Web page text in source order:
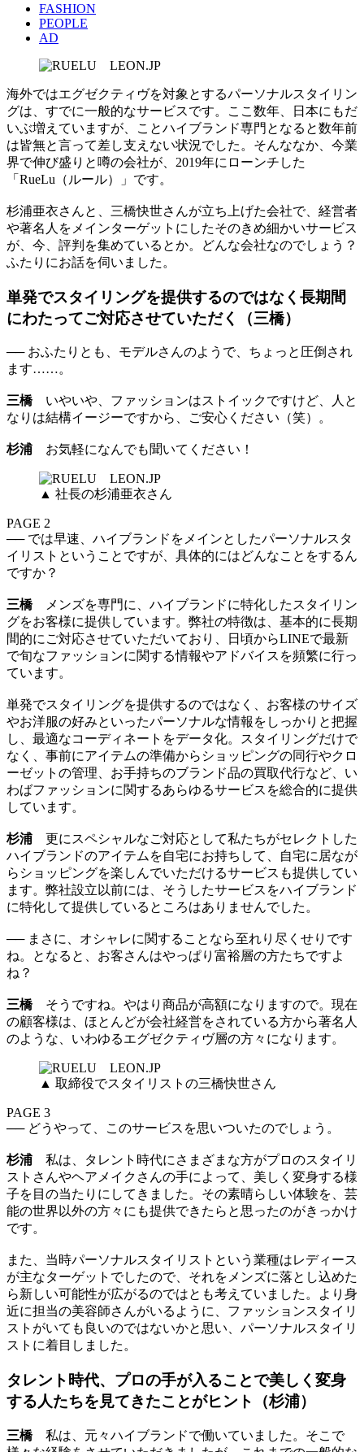
FASHION
PEOPLE
AD
海外ではエグゼクティヴを対象とするパーソナルスタイリン
グは、すでに一般的なサービスです。ここ数年、日本にもだ
いぶ増えていますが、ことハイブランド専門となると数年前
は皆無と言って差し支えない状況でした。そんななか、今業
界で伸び盛りと噂の会社が、2019年にローンチした
「RueLu（ルール）」です。
杉浦亜衣さんと、三橋快世さんが立ち上げた会社で、経営者
や著名人をメインターゲットにしたそのきめ細かいサービス
が、今、評判を集めているとか。どんな会社なのでしょう？
ふたりにお話を伺いました。
単発でスタイリングを提供するのではなく長期間
にわたってご対応させていただく（三橋）
── おふたりとも、モデルさんのようで、ちょっと圧倒され
ます……。
三橋 いやいや、ファッションはストイックですけど、人と
なりは結構イージーですから、ご安心ください（笑）。
杉浦 お気軽になんでも聞いてください！
▲ 社長の杉浦亜衣さん
PAGE 2
── では早速、ハイブランドをメインとしたパーソナルスタ
イリストということですが、具体的にはどんなことをするん
ですか？
三橋
メンズを専門に、ハイブランドに特化したスタイリン
グをお客様に提供しています。弊社の特徴は、基本的に長期
間的にご対応させていただいており、日頃からLINEで最新
で旬なファッションに関する情報やアドバイスを頻繁に行っ
ています。
単発でスタイリングを提供するのではなく、お客様のサイズ
やお洋服の好みといったパーソナルな情報をしっかりと把握
し、最適なコーディネートをデータ化。スタイリングだけで
なく、事前にアイテムの準備からショッピングの同行やクロ
ーゼットの管理、お手持ちのブランド品の買取代行など、い
わばファッションに関するあらゆるサービスを総合的に提供
しています。
杉浦 更にスペシャルなご対応として私たちがセレクトした
ハイブランドのアイテムを自宅にお持ちして、自宅に居なが
らショッピングを楽しんでいただけるサービスも提供してい
ます。弊社設立以前には、そうしたサービスをハイブランド
に特化して提供しているところはありませんでした。
── まさに、オシャレに関することなら至れり尽くせりです
ね。となると、お客さんはやっぱり富裕層の方たちですよ
ね？
三橋そうですね。やはり商品が高額になりますので。現在
の顧客様は、ほとんどが会社経営をされている方から著名人
のような、いわゆるエグゼクティヴ層の方々になります。
▲ 取締役でスタイリストの三橋快世さん
PAGE 3
── どうやって、このサービスを思いついたのでしょう。
杉浦 私は、タレント時代にさまざまな方がプロのスタイリ
ストさんやヘアメイクさんの手によって、美しく変身する様
子を目の当たりにしてきました。その素晴らしい体験を、芸
能の世界以外の方々にも提供できたらと思ったのがきっかけ
です。
また、当時パーソナルスタイリストという業種はレディース
が主なターゲットでしたので、それをメンズに落とし込めた
ら新しい可能性が広がるのではとも考えていました。より身
近に担当の美容師さんがいるように、ファッションスタイリ
ストがいても良いのではないかと思い、パーソナルスタイリ
ストに着目しました。
タレント時代、プロの手が入ることで美しく変身
する人たちを見てきたことがヒント（杉浦）
三橋私は、元々ハイブランドで働いていました。そこで